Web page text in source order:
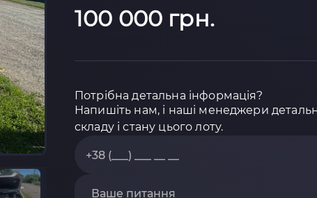
100 000 грн.
Потрібна детальна інформація?
Напишіть нам, і наші менеджери
складу і стану цього лоту.